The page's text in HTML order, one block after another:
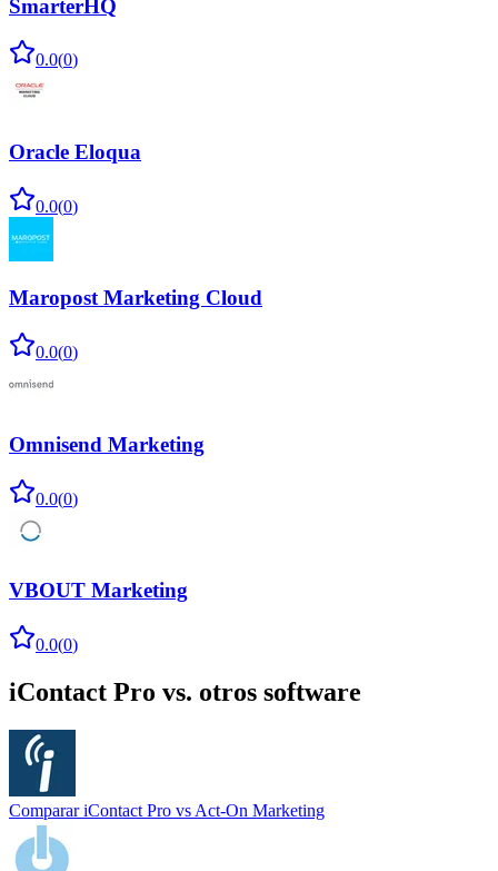
SmarterHQ
0.0(0)
Oracle Eloqua
0.0(0)
Maropost Marketing Cloud
0.0(0)
Omnisend Marketing
0.0(0)
VBOUT Marketing
0.0(0)
iContact Pro vs. otros software
Comparar iContact Pro vs Act-On Marketing